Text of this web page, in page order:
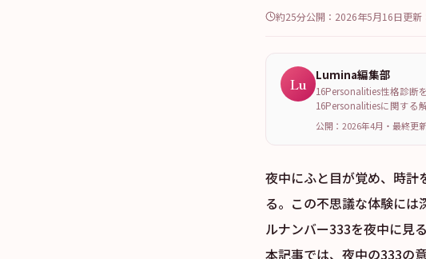
約25分公開： 2026年5月16日更新
Lu Lumina編集部
16Personalities性格診断
16Personalitiesに関する
公開：2026年4月 ・ 最終更
夜中にふと目が覚め、時計
る。この不思議な体験には
ルナンバー333を夜中に見
本記事では、夜中の333の